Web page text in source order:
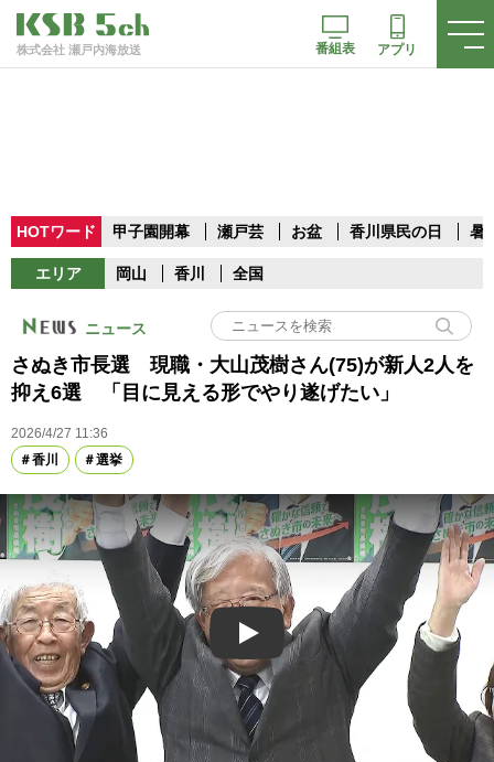
株式会社 瀬戸内海放送 番組表 アプリ
HOTワード 甲子園開幕 瀬戸芸 お盆 香川県民の日 暑
エリア 岡山 香川 全国
ニュース
さぬき市長選 現職・大山茂樹さん(75)が新人2人を
抑え6選 「目に見える形でやり遂げたい」
2026/4/27 11:36
香川
選挙
Play